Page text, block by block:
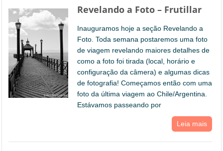
Revelando a Foto – Frutillar
Inauguramos hoje a seção Revelando a
Foto. Toda semana postaremos uma foto
de viagem revelando maiores detalhes de
como a foto foi tirada (local, horário e
configuração da câmera) e algumas dicas
de fotografia! Começamos então com uma
foto da última viagem ao Chile/Argentina.
Estávamos passeando por
Leia mais